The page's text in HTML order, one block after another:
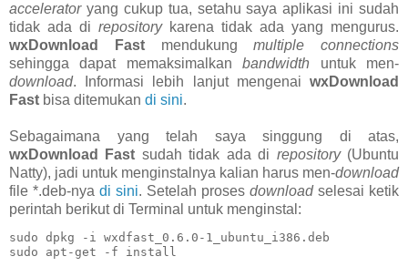
acceleratoryang cukup tua, setahu saya aplikasi ini sudah
tidak ada di repositorykarena tidak ada yang mengurus.
wxDownload Fastmendukungmultiple connections
sehingga dapat memaksimalkanbandwidth untuk men-
download. Informasi lebih lanjut mengenai wxDownload
Fast bisa ditemukan di sini.
Sebagaimana yang telah saya singgung di atas,
wxDownload Fast sudah tidak ada di repository(Ubuntu
Natty), jadi untuk menginstalnya kalian harus men-download
file *.deb-nya di sini. Setelah proses downloadselesai ketik
perintah berikut di Terminal untuk menginstal:
sudo dpkg -i wxdfast_0.6.0-1_ubuntu_i386.deb
sudo apt-get -f install